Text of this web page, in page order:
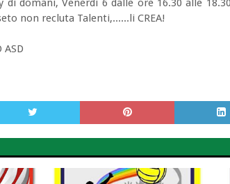
di domani, Venerdì 6 dalle ore 16.30 alle
non recluta Talenti,......li CREA!
ASD